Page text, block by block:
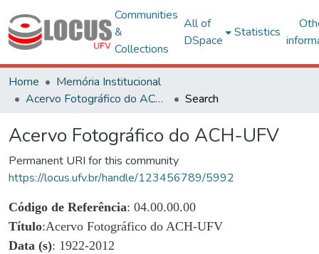
Communities
&
Collections
All of
DSpace
Statistics
Home
Memória Institucional
Acervo Fotográfico do ACH-UFV
Search
Acervo Fotográfico do ACH-UFV
Permanent URI for this community
https://locus.ufv.br/handle/123456789/5992
Código de Referência: 04.00.00.00
Título:Acervo Fotográfico do ACH-UFV
Data (s): 1922-2012